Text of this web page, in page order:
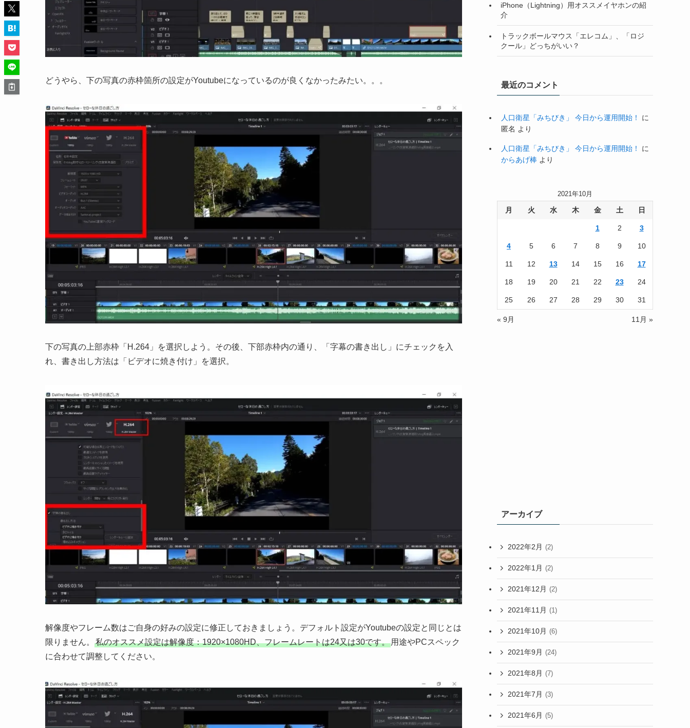
どうやら、下の写真の赤枠箇所の設定がYoutubeになっているのが良くなかったみたい。。。
下の写真の上部赤枠「H.264」を選択しよう。その後、下部赤枠内の通り、「字幕の書き出し」にチェックを入
れ、書き出し方法は「ビデオに焼き付け」を選択。
解像度やフレーム数はご自身の好みの設定に修正しておきましょう。デフォルト設定がYoutubeの設定と同じとは
限りません。
私のオススメ設定は解像度：1920×1080HD、フレームレートは24又は30です。 用途やPCスペック
に合わせて調整してください。
iPhone（Lightning）用オススメイヤホンの紹
介
トラックボールマウス「エレコム」、「ロジ
クール」どっちがいい？
最近のコメント
人口衛星「みちびき」 今日から運用開始！
に
匿名 より
人口衛星「みちびき」 今日から運用開始！
に
からあげ棒 より
2021年10月
月 火 水 木 金 土 日
1 2 3
4 5 6 7 8 9 10
11 12 13 14 15 16 17
18 19 20 21 22 23 24
25 26 27 28 29 30 31
« 9月 11月 »
アーカイブ
2022年2月 (2)
2022年1月 (2)
2021年12月 (2)
2021年11月 (1)
2021年10月 (6)
2021年9月 (24)
2021年8月 (7)
2021年7月 (3)
2021年6月 (5)